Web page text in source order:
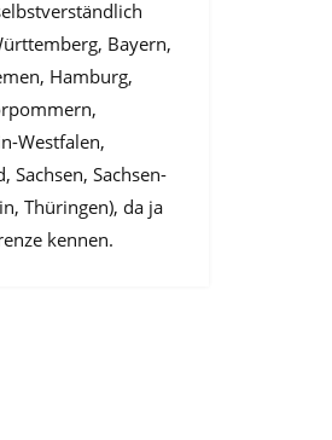
Bayern,
Hamburg,
Westfalen,
Sachsen, Sachsen-
Thüringen), da ja
kennen.